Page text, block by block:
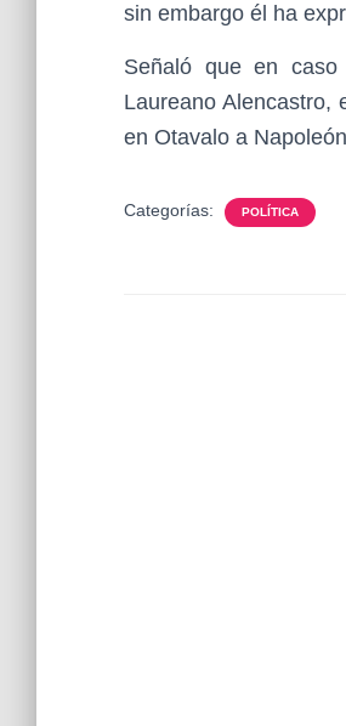
sin embargo él ha
Señaló que en
Laureano
en Otavalo a
Categorías: POLÍTICA